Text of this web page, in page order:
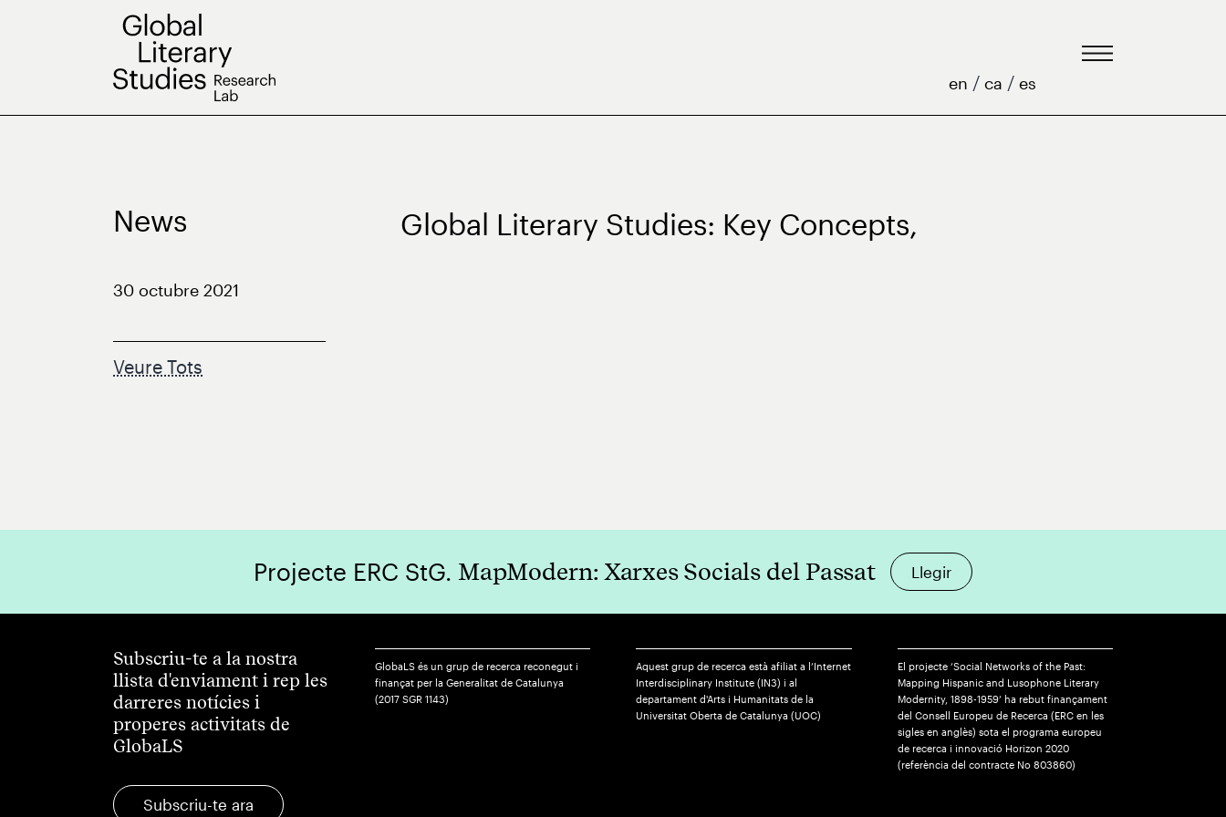
en / ca / es
News
30 octubre 2021
Veure Tots
Global Literary Studies: Key Concepts,
Projecte ERC StG. MapModern: Xarxes Socials del Passat Llegir
Subscriu-te a la nostra
llista d'enviament i rep les
darreres notícies i
properes activitats de
GlobaLS
Subscriu-te ara
GlobaLS és un grup de recerca reconegut i
finançat per la Generalitat de Catalunya
(2017 SGR 1143)
Aquest grup de recerca està afiliat a l’Internet
Interdisciplinary Institute (IN3) i al
departament d'Arts i Humanitats de la
Universitat Oberta de Catalunya (UOC)
El projecte ‘Social Networks of the Past:
Mapping Hispanic and Lusophone Literary
Modernity, 1898-1959’ ha rebut finançament
del Consell Europeu de Recerca (ERC en les
sigles en anglès) sota el programa europeu
de recerca i innovació Horizon 2020
(referència del contracte No 803860)